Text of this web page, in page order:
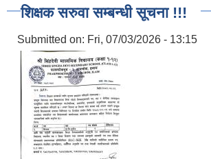
शिक्षक सरुवा सम्बन्धी सूचना !!!
Submitted on: Fri, 07/03/2026 - 13:15